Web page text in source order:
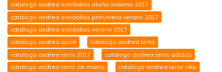
catalogo andrea sandalias otoño invierno 2017
catalogo andrea sandalias primavera verano 2017
catalogo andrea sandalias verano 2017
catalogo andrea sport
catalogo andrea tenis
catalogo andrea tenis 2017
catalogo andrea tenis adidas
catalogo andrea tenis de marca
catalogo andrea tenis nike